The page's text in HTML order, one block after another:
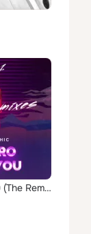
A Hero Like You (The Remixes, Pt. 1)